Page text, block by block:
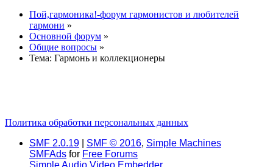
Пой,гармоника!-форум гармонистов и любителей
гармони »
Основной форум »
Общие вопросы »
Тема: Гармонь и коллекционеры
Политика обработки персональных данных
SMF 2.0.19
SMF © 2016, Simple Machines
SMFAds for Free Forums